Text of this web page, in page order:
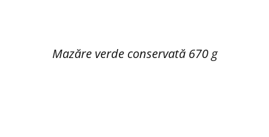
Mazăre verde conservată 670 g